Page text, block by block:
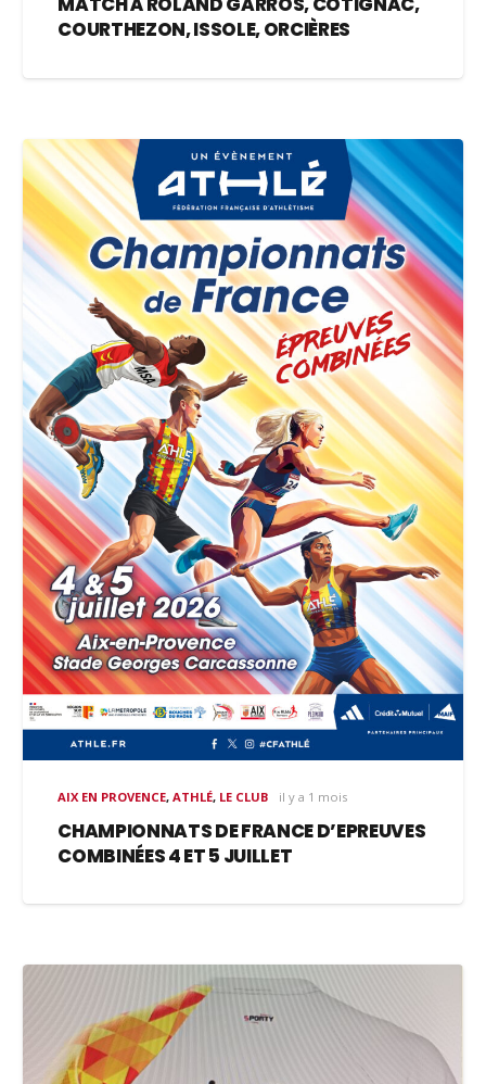
COURTHEZON, ISSOLE, ORCIÈRES
AIX EN PROVENCE,ATHLÉ, LE CLUB il y a 1 mois
CHAMPIONNATS DE FRANCE D’EPREUVES
COMBINÉES 4 ET 5 JUILLET